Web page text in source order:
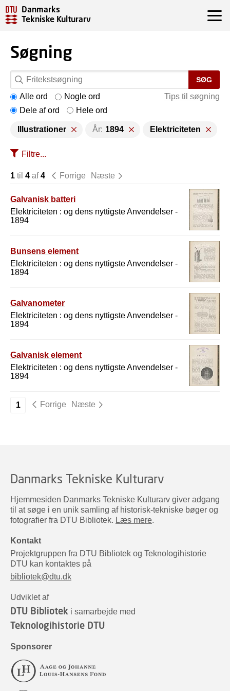
Danmarks
Tekniske Kulturarv
Søgning
SØG
Tips til søgning
Alle ord
Nogle ord
Dele af ord
Hele ord
Illustrationer År: 1894 Elektriciteten
Filtre...
1 til 4 af4 Forrige Næste
Galvanisk batteri
Elektriciteten : og dens nyttigste Anvendelser -
1894
Bunsens element
Elektriciteten : og dens nyttigste Anvendelser -
1894
Galvanometer
Elektriciteten : og dens nyttigste Anvendelser -
1894
Galvanisk element
Elektriciteten : og dens nyttigste Anvendelser -
1894
1 Forrige Næste
Danmarks Tekniske Kulturarv
Hjemmesiden Danmarks Tekniske Kulturarv giver adgang
til at søge i en unik samling af historisk-tekniske bøger og
fotografier fra DTU Bibliotek. Læs mere.
Kontakt
Projektgruppen fra DTU Bibliotek og Teknologihistorie
DTU kan kontaktes på
bibliotek@dtu.dk
Udviklet af
DTU Bibliotek i samarbejde med
Teknologihistorie DTU
Sponsorer